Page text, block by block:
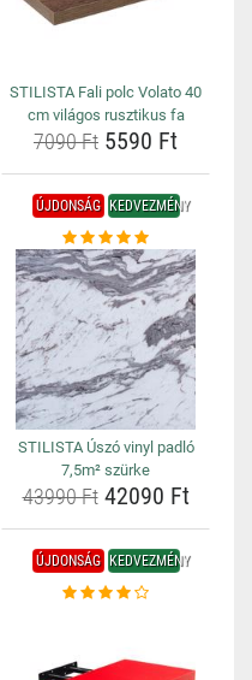
STILISTA Fali polc Volato 40
cm világos rusztikus fa
7090 Ft 5590 Ft
ÚJDONSÁG KEDVEZMÉNY
STILISTA Úszó vinyl padló
7,5m² szürke
43990 Ft42090 Ft
ÚJDONSÁG KEDVEZMÉNY